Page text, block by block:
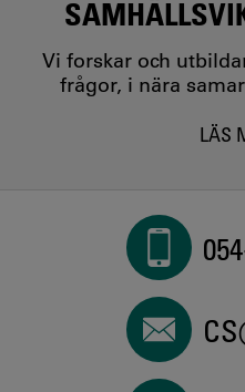
Vi forskar och
frågor, i nära
LÄS